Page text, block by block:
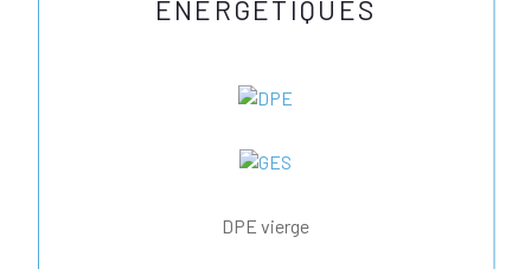
ENERGETIQUES
DPE vierge